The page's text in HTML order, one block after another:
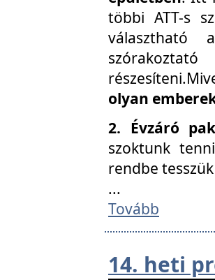
többi ATT-s
választható
olyan
2. Évzáró
szoktunk
rendbe
...
Tovább
14. heti